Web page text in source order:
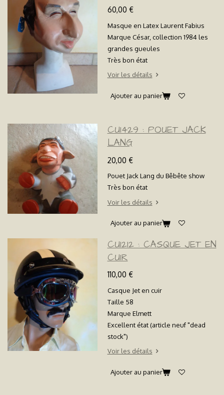
60,00 €
Masque en Latex Laurent Fabius
Marque César, collection 1984 les
grandes gueules
Très bon état
Voir les détails
Ajouter au panier
CU1429 : POUET JACK
LANG
20,00 €
Pouet Jack Lang du Bêbête show
Très bon état
Voir les détails
Ajouter au panier
CU1212 : CASQUE JET EN
CUIR
110,00 €
Casque Jet en cuir
Taille 58
Marque Elmett
Excellent état (article neuf "dead
stock")
Voir les détails
Ajouter au panier